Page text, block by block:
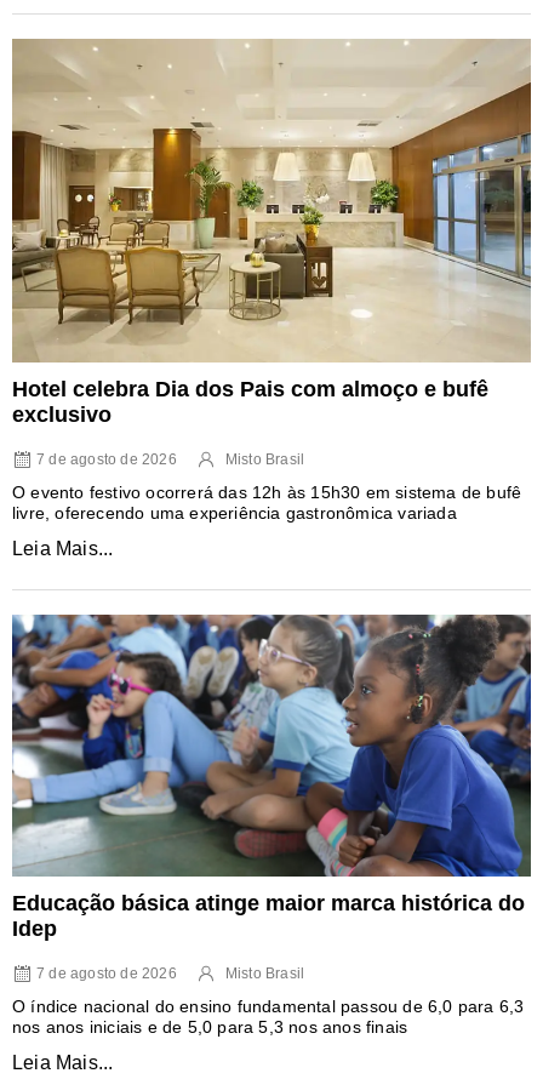
Hotel celebra Dia dos Pais com almoço e bufê
exclusivo
7 de agosto de 2026 Misto Brasil
O evento festivo ocorrerá das 12h às 15h30 em sistema de bufê
livre, oferecendo uma experiência gastronômica variada
Leia Mais...
Educação básica atinge maior marca histórica do
Idep
7 de agosto de 2026 Misto Brasil
O índice nacional do ensino fundamental passou de 6,0 para 6,3
nos anos iniciais e de 5,0 para 5,3 nos anos finais
Leia Mais...